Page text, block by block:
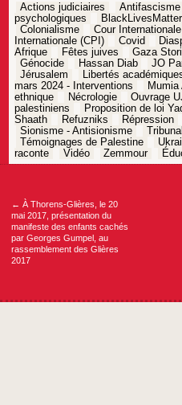
Actions judiciaires Antifascisme
psychologiques
BlackLivesMatter
Colonialisme
Cour
Internationale (CPI)
Covid
Afrique
Fêtes juives Gaza
Génocide
Hassan Diab JO
Jérusalem
Libertés
mars 2024 - Interventions
Mumia
ethnique
Nécrologie Ouvrage
palestiniens
Proposition de loi
Shaath
Refuzniks Répression
Sionisme - Antisionisme
Témoignages de Palestine
raconte
Vidéo Zemmour
Navigation
← À Thorens-Glières, le 20
mai 2017, présentation du
manifeste des enfants cachés
par Georges Gumpel, au
rassemblement des Glières
2017